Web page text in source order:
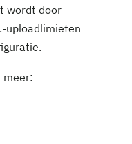
wordt door
uploadlimieten
meer: